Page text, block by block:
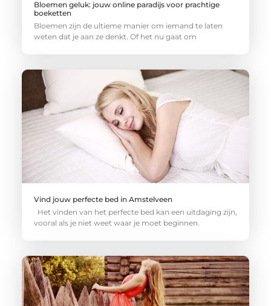
Bloemen geluk: jouw online paradijs voor prachtige
boeketten
Bloemen zijn de ultieme manier om iemand te laten
weten dat je aan ze denkt. Of het nu gaat om
Vind jouw perfecte bed in Amstelveen
Het vinden van het perfecte bed kan een uitdaging zijn,
vooral als je niet weet waar je moet beginnen.